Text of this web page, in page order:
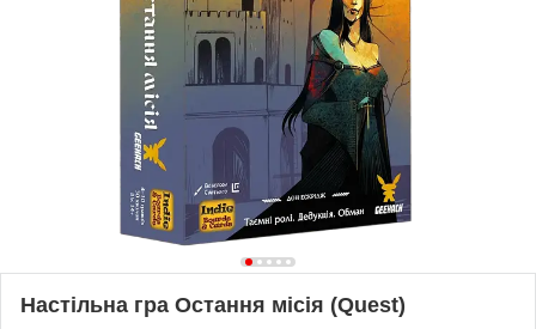
Настільна гра Остання місія (Quest)